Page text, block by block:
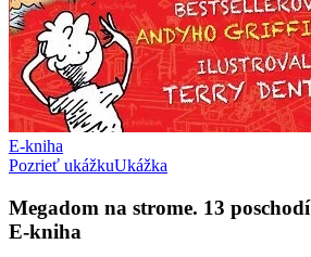
E-kniha
Pozrieť ukážkuUkážka
Megadom na strome. 13 poschodí
E-kniha